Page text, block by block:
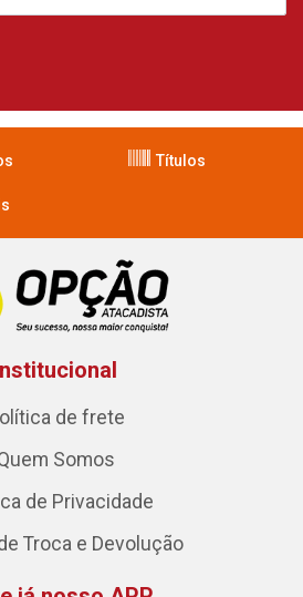
Títulos
de frete
Somos
de Privacidade
Troca e Devolução